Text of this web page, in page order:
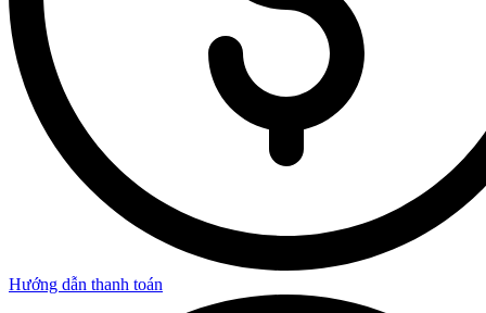
Hướng dẫn thanh toán